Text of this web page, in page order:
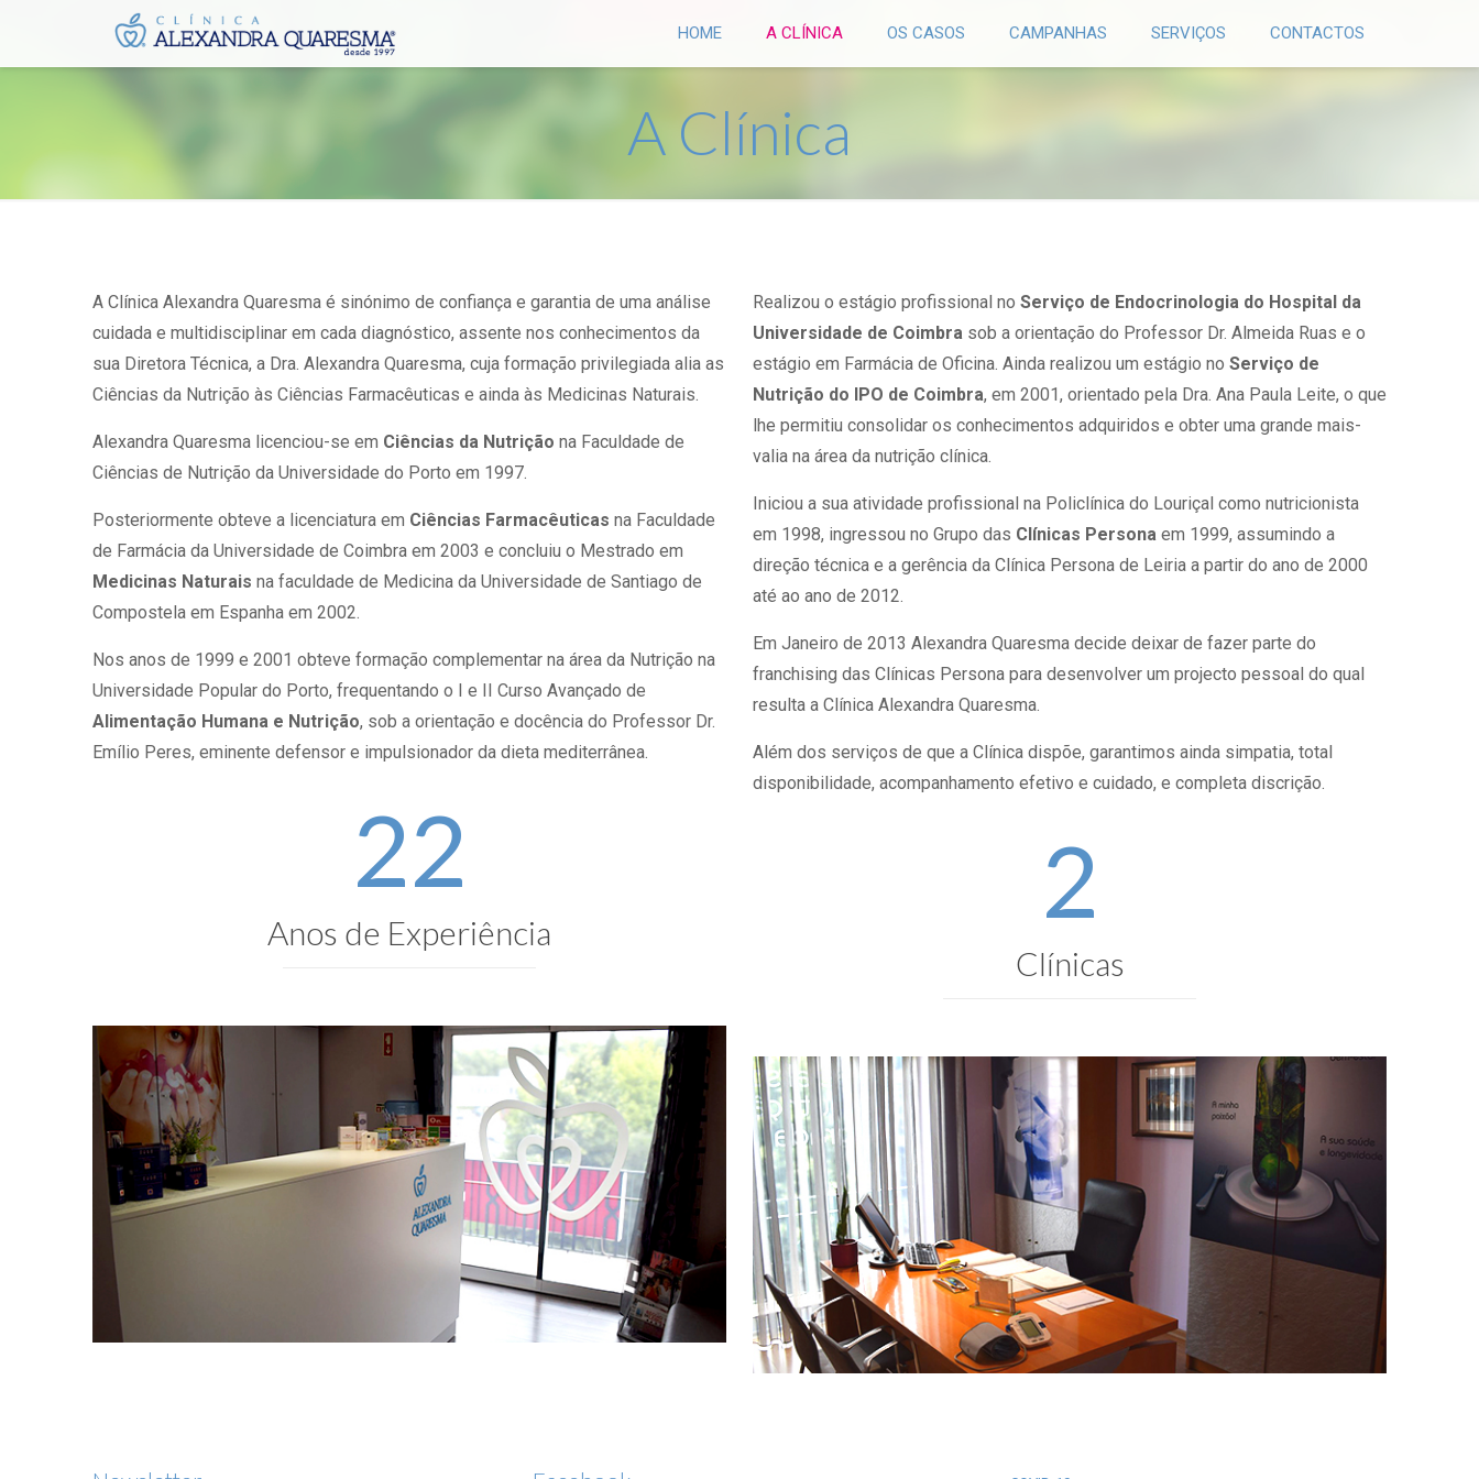
HOME A CLÍNICA OS CASOS CAMPANHAS SERVIÇOS CONTACTOS
A Clínica
A Clínica Alexandra Quaresma é sinónimo de confiança e garantia de uma análise
cuidada e multidisciplinar em cada diagnóstico, assente nos conhecimentos da
sua Diretora Técnica, a Dra. Alexandra Quaresma, cuja formação privilegiada alia as
Ciências da Nutrição às Ciências Farmacêuticas e ainda às Medicinas Naturais.
Alexandra Quaresma licenciou-se em Ciências da Nutrição na Faculdade de
Ciências de Nutrição da Universidade do Porto em 1997.
Posteriormente obteve a licenciatura em Ciências Farmacêuticas na Faculdade
de Farmácia da Universidade de Coimbra em 2003 e concluiu o Mestrado em
Medicinas Naturais na faculdade de Medicina da Universidade de Santiago de
Compostela em Espanha em 2002.
Nos anos de 1999 e 2001 obteve formação complementar na área da Nutrição na
Universidade Popular do Porto, frequentando o I e II Curso Avançado de
Alimentação Humana e Nutrição, sob a orientação e docência do Professor Dr.
Emílio Peres, eminente defensor e impulsionador da dieta mediterrânea.
22
Anos de Experiência
Realizou o estágio profissional no Serviço de Endocrinologia do Hospital da
Universidade de Coimbra sob a orientação do Professor Dr. Almeida Ruas e o
estágio em Farmácia de Oficina. Ainda realizou um estágio no Serviço de
Nutrição do IPO de Coimbra, em 2001, orientado pela Dra. Ana Paula Leite, o que
lhe permitiu consolidar os conhecimentos adquiridos e obter uma grande mais-
valia na área da nutrição clínica.
Iniciou a sua atividade profissional na Policlínica do Louriçal como nutricionista
em 1998, ingressou no Grupo das Clínicas Persona em 1999, assumindo a
direção técnica e a gerência da Clínica Persona de Leiria a partir do ano de 2000
até ao ano de 2012.
Em Janeiro de 2013 Alexandra Quaresma decide deixar de fazer parte do
franchising das Clínicas Persona para desenvolver um projecto pessoal do qual
resulta a Clínica Alexandra Quaresma.
Além dos serviços de que a Clínica dispõe, garantimos ainda simpatia, total
disponibilidade, acompanhamento efetivo e cuidado, e completa discrição.
2
Clínicas